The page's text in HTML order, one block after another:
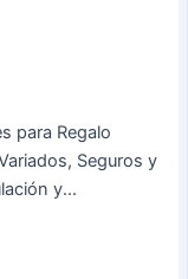
para Regalo
Seguros y
y...